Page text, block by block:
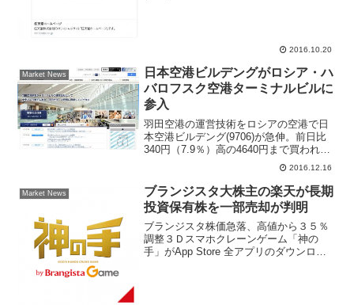
2016.10.20
Market News
日本空港ビルデングがロシア・ハ
バロフスク空港ターミナルビルに
参入
羽田空港の運営技術をロシアの空港で日
本空港ビルデング(9706)が急伸。前日比
340円（7.9％）高の4640円まで買われ、
現在もきょうの高値圏で推移。きょう16
日にNHKなどで、事情に詳しい関係者の
話として「日ロ首脳会談に合わせて経済
協力...
2016.12.16
Market News
ブランジスタ大株主の楽天が長期
投資保有株を一部売却が判明
ブランジスタ株価急落、高値から３５％
調整３Ｄスマホクレーンゲーム「神の
手」がApp Store 全アプリのダウンロー